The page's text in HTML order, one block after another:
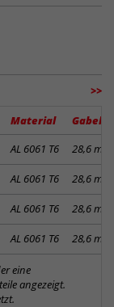
>>
Material
AL 6061 T6 28,6 mm
AL 6061 T6 28,6 mm
AL 6061 T6 28,6 mm
AL 6061 T6 28,6 mm
eine
angezeigt.